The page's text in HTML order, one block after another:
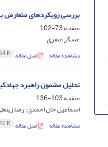
بررسی رویکردهای متعارض
صفحه73-102
عسگر صفری
مشاهده مقاله اصل مقاله K
تحلیل مضمون راهبرد
صفحه103-136
اسماعیل خان احمدی؛ رضا
مشاهده مقاله اصل مقاله K